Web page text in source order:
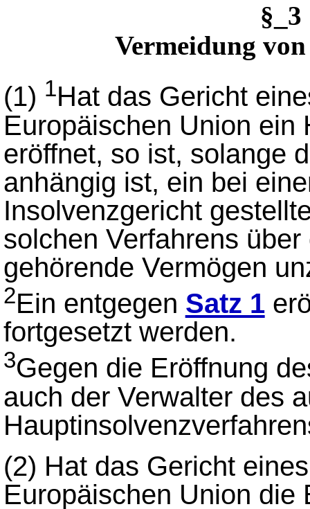
Vermeidung
(1) 1Hat das Gericht
Europäischen Union ein
eröffnet, so ist, solange
anhängig ist, ein bei
Insolvenzgericht
solchen Verfahrens
gehörende Vermögen
2Ein entgegen Satz 1
fortgesetzt werden.
3Gegen die Eröffnung
auch der Verwalter des
(2) Hat das Gericht
Europäischen Union die